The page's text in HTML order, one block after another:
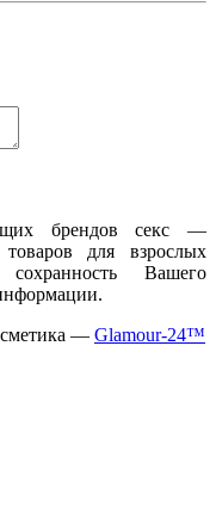
брендов секс —
для взрослых
Вашего
— Glamour-24™